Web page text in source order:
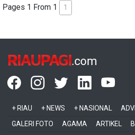
Pages 1 From 1 1
RIAUPAGI.com
+ RIAU + NEWS + NASIONAL
GALERI FOTO
AGAMA ARTIKEL